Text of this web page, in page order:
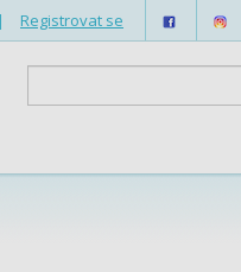
| Registrovat se